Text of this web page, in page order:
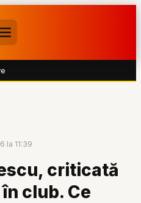
la 11:39
criticată
club. Ce